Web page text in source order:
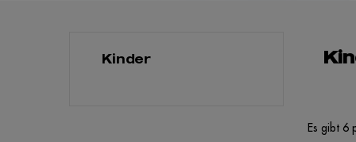
Kinder
Es gibt 6